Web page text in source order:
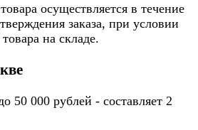
осуществляется в течение
заказа, при условии
на складе.
50 000 рублей - составляет 2